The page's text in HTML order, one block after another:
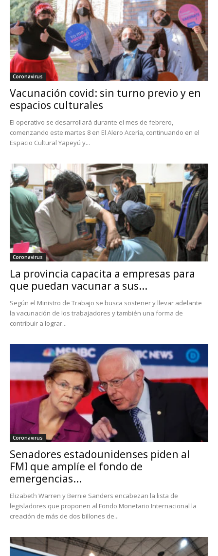
Coronavirus
Vacunación covid: sin turno previo y en
espacios culturales
El operativo se desarrollará durante el mes de febrero,
comenzando este martes 8 en El Alero Acería, continuando en el
Espacio Cultural Yapeyú y...
Coronavirus
La provincia capacita a empresas para
que puedan vacunar a sus...
Según el Ministro de Trabajo se busca sostener y llevar adelante
la vacunación de los trabajadores y también una forma de
contribuir a lograr...
Coronavirus
Senadores estadounidenses piden al
FMI que amplíe el fondo de
emergencias...
Elizabeth Warren y Bernie Sanders encabezan la lista de
legisladores que proponen al Fondo Monetario Internacional la
creación de más de dos billones de...